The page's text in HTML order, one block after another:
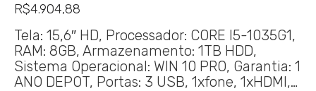
R$4.904,88
Tela: 15,6″ HD, Processador: CORE I5-1035G1,
RAM: 8GB, Armazenamento: 1TB HDD,
Sistema Operacional: WIN 10 PRO, Garantia: 1
ANO DEPOT, Portas: 3 USB, 1xfone, 1xHDMI,…